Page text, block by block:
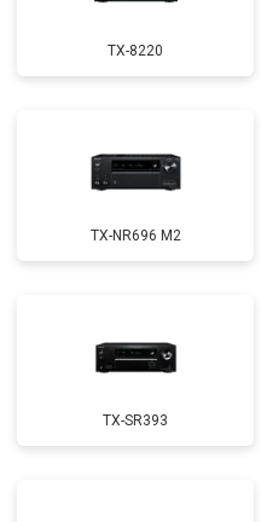
TX-8220
TX-NR696 M2
TX-SR393